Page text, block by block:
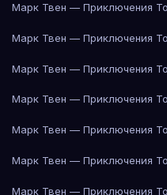
Марк Твен — Приключения
Марк Твен — Приключения
Марк Твен — Приключения
Марк Твен — Приключения
Марк Твен — Приключения
Марк Твен — Приключения
Марк Твен — Приключения